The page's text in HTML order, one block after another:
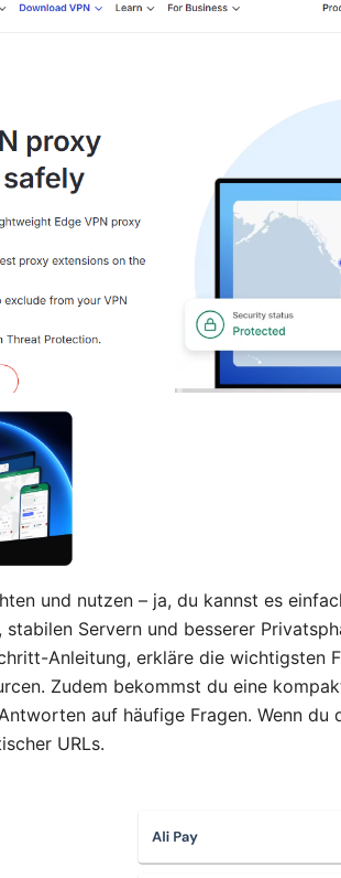
und nutzen – ja, du kannst es
Servern und besserer
Anleitung, erkläre die wichtigsten
Zudem bekommst du eine
auf häufige Fragen. Wenn
URLs.